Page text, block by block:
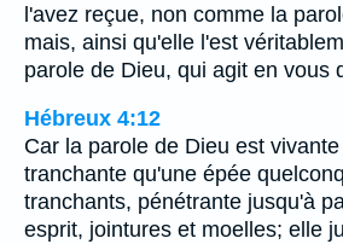
l'avez reçue, non comme la
mais, ainsi qu'elle l'est
parole de Dieu, qui agit en vous
Hébreux 4:12
Car la parole de Dieu est
tranchante qu'une épée
tranchants, pénétrante jusqu'à
esprit, jointures et moelles; elle